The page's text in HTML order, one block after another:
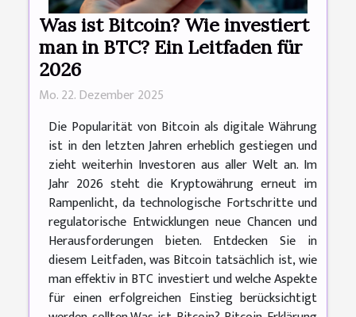
Was ist Bitcoin? Wie investiert
man in BTC? Ein Leitfaden für
2026
Mo. 22. Dezember 2025
Die Popularität von Bitcoin als digitale Währung
ist in den letzten Jahren erheblich gestiegen und
zieht weiterhin Investoren aus aller Welt an. Im
Jahr 2026 steht die Kryptowährung erneut im
Rampenlicht, da technologische Fortschritte und
regulatorische Entwicklungen neue Chancen und
Herausforderungen bieten. Entdecken Sie in
diesem Leitfaden, was Bitcoin tatsächlich ist, wie
man effektiv in BTC investiert und welche Aspekte
für einen erfolgreichen Einstieg berücksichtigt